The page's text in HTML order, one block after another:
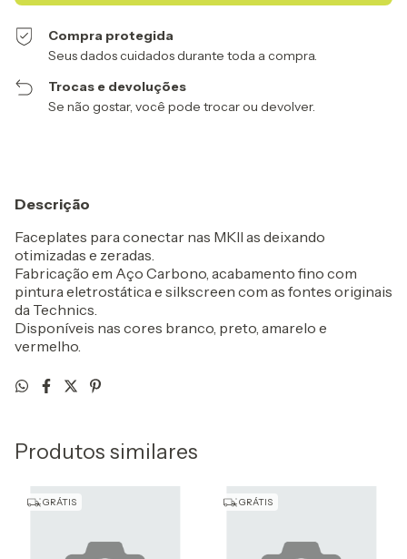
Compra protegida
Seus dados cuidados durante toda a compra.
Trocas e devoluções
Se não gostar, você pode trocar ou devolver.
Descrição
Faceplates para conectar nas MKII as deixando
otimizadas e zeradas.
Fabricação em Aço Carbono, acabamento fino com
pintura eletrostática e silkscreen com as fontes originais
da Technics.
Disponíveis nas cores branco, preto, amarelo e
vermelho.
Produtos similares
GRÁTIS GRÁTIS